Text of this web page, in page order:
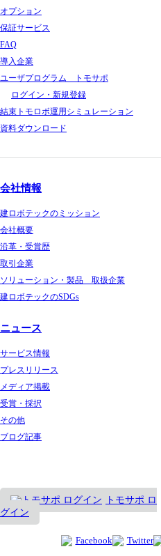
オプション
保証サービス
FAQ
導入企業
ユーザプログラム トモサポ
ログイン・新規登録
結束トモロボ運用シミュレーション
資料ダウンロード
会社情報
建ロボテックのミッション
会社概要
沿革・受賞歴
取引企業
ソリューション・製品 取扱企業
建ロボテックのSDGs
ニュース
サービス情報
プレスリリース
メディア掲載
受賞・採択
その他
ブログ記事
トモサポ ロ
グイン
Facebook Twitter